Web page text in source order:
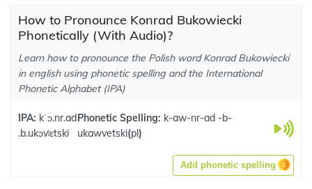
How to Pronounce Konrad Bukowiecki
Phonetically (With Audio)?
Learn how to pronounce the Polish word Konrad Bukowiecki
in english using phonetic spelling and the International
Phonetic Alphabet (IPA)
IPA: kˈɔ.nr.ad
.b.ukɔvʲɛtski
Phonetic Spelling: k-aw-nr-ad -b-
ukawvetski(pl)
Add phonetic spelling